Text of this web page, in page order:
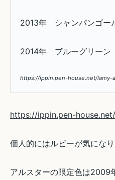
2013年 シャンパンゴー
2014年 ブルーグリーン
https://ippin.pen-house.net/lamy-
https://ippin.pen-
個人的にはルビーが気になり
アルスターの限定色は2009